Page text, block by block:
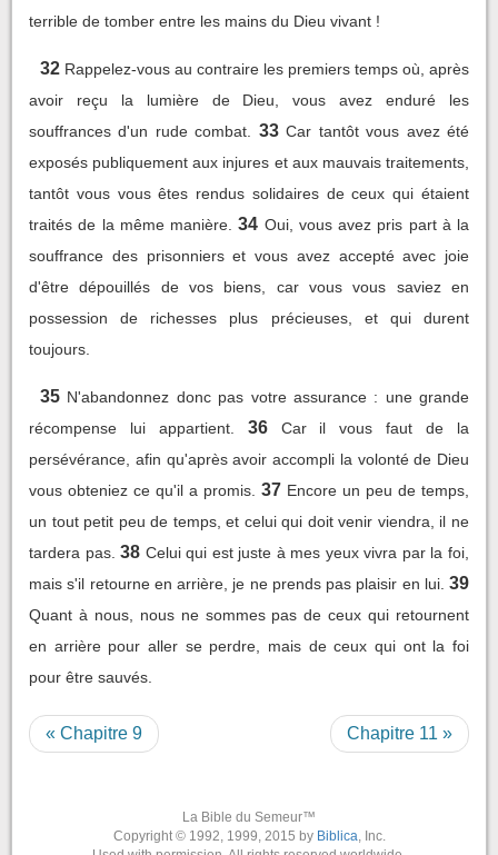
terrible de tomber entre les mains du Dieu vivant !
32 Rappelez-vous au contraire les premiers temps où, après
avoir reçu la lumière de Dieu, vous avez enduré les
souffrances d'un rude combat.
33 Car tantôt vous avez été
exposés publiquement aux injures et aux mauvais traitements,
tantôt vous vous êtes rendus solidaires de ceux qui étaient
traités de la même manière. 34 Oui, vous avez pris part à la
souffrance des prisonniers et vous avez accepté avec joie
d'être dépouillés de vos biens, car vous vous saviez en
possession de richesses plus précieuses, et qui durent
toujours.
35 N'abandonnez donc pas votre assurance : une grande
récompense lui appartient.
36
Car il vous faut de la
persévérance, afin qu'après avoir accompli la volonté de Dieu
vous obteniez ce qu'il a promis. 37 Encore un peu de temps,
un tout petit peu de temps, et celui qui doit venir viendra, il ne
tardera pas. 38 Celui qui est juste à mes yeux vivra par la foi,
mais s'il retourne en arrière, je ne prends pas plaisir en lui. 39
Quant à nous, nous ne sommes pas de ceux qui retournent
en arrière pour aller se perdre, mais de ceux qui ont la foi
pour être sauvés.
« Chapitre 9 Chapitre 11 »
La Bible du Semeur™
Copyright © 1992, 1999, 2015 by Biblica, Inc.